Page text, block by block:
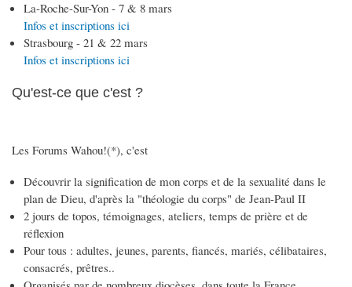
La-Roche-Sur-Yon - 7 & 8 mars
Infos et inscriptions ici
Strasbourg - 21 & 22 mars
Infos et inscriptions ici
Qu'est-ce que c'est ?
Les Forums Wahou!(*), c'est
Découvrir la signification de mon corps et de la sexualité dans le
plan de Dieu, d'après la "théologie du corps" de Jean-Paul II
2 jours de topos, témoignages, ateliers, temps de prière et de
réflexion
Pour tous : adultes, jeunes, parents, fiancés, mariés, célibataires,
consacrés, prêtres..